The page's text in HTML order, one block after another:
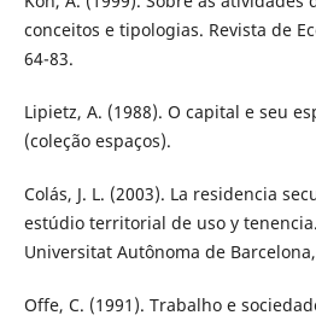
conceitos e tipologias. Revista de
64-83.
Lipietz, A. (1988). O capital e seu
(coleção espaços).
Colás, J. L. (2003). La residencia
estúdio territorial de uso y
Universitat Autônoma de
Offe, C. (1991). Trabalho e